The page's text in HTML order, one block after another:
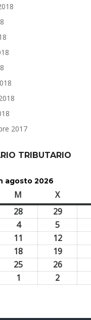
2017
TRIBUTARIO
agosto 2026
M Xmiércoles
28 2929
2026
44
agosto,
2026
5
agosto,
2026
11 1212
agosto,
2026
18 1919
agosto,
25 2626
1 2